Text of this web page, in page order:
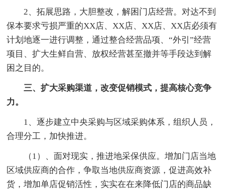
2、拓展思路，大胆整改，解困门店经营。对达不到
保本要求亏损严重的XX店、XX店、XX店、XX店必须有
计划地逐一进行调整，通过整合经营品项、“外引”经营
项目、扩大生鲜自营、放权经营甚至撤并等手段达到解
困之目的。
三、扩大采购渠道，改变促销模式，提高核心竞争
力。
1、逐步建立中央采购与区域采购体系，组织人员，
合理分工，加快推进。
（1）、面对现实，推进地采保供应。增加门店当地
区域供应商的合作，争取当地供应商资源，促进高效补
货，增加单店促销活性，实实在在来降低门店的商品缺